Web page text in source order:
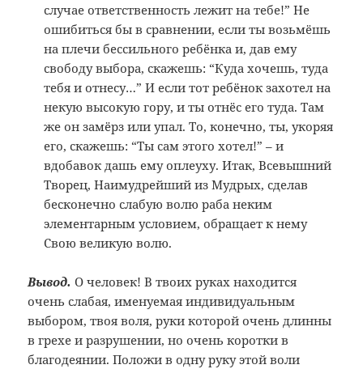
случае ответственность лежит на тебе!” Не
ошибиться бы в сравнении, если ты возьмёшь
на плечи бессильного ребёнка и, дав ему
свободу выбора, скажешь: “Куда хочешь, туда
тебя и отнесу…” И если тот ребёнок захотел на
некую высокую гору, и ты отнёс его туда. Там
же он замёрз или упал. То, конечно, ты, укоряя
его, скажешь: “Ты сам этого хотел!” – и
вдобавок дашь ему оплеуху. Итак, Всевышний
Творец, Наимудрейший из Мудрых, сделав
бесконечно слабую волю раба неким
элементарным условием, обращает к нему
Свою великую волю.
Вывод. О человек! В твоих руках находится
очень слабая, именуемая индивидуальным
выбором, твоя воля, руки которой очень длинны
в грехе и разрушении, но очень коротки в
благодеянии. Положи в одну руку этой воли